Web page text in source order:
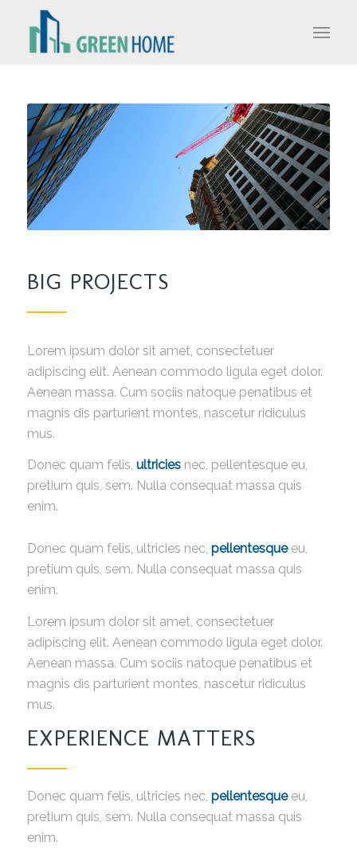
BIG PROJECTS
Lorem ipsum dolor sit amet, consectetuer
adipiscing elit. Aenean commodo ligula eget dolor.
Aenean massa. Cum sociis natoque penatibus et
magnis dis parturient montes, nascetur ridiculus
mus.
Donec quam felis, ultriciesnec, pellentesque eu,
pretium quis, sem. Nulla consequat massa quis
enim.
Donec quam felis, ultricies nec, pellentesqueeu,
pretium quis, sem. Nulla consequat massa quis
enim.
Lorem ipsum dolor sit amet, consectetuer
adipiscing elit. Aenean commodo ligula eget dolor.
Aenean massa. Cum sociis natoque penatibus et
magnis dis parturient montes, nascetur ridiculus
mus.
EXPERIENCE MATTERS
Donec quam felis, ultricies nec, pellentesqueeu,
pretium quis, sem. Nulla consequat massa quis
enim.